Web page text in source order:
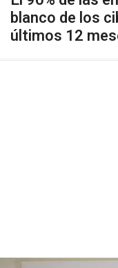
blanco de los
últimos 12